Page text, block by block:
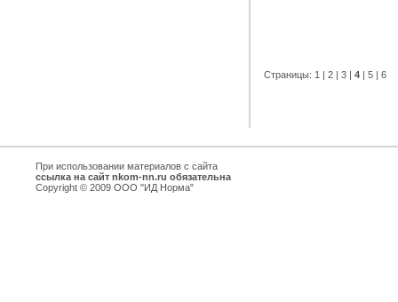
Страницы: 1 | 2 | 3 | 4 | 5 | 6
При использовании материалов с сайта
ссылка на сайт nkom-nn.ru обязательна
Copyright © 2009 ООО "ИД Норма"